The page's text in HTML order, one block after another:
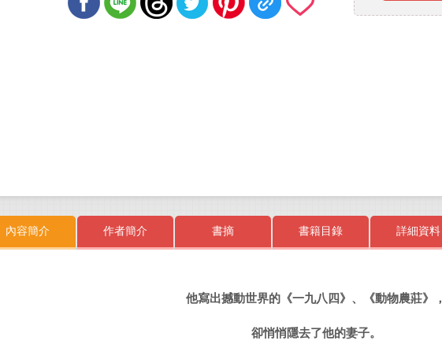
內容簡介 作者簡介 書摘 書籍目錄 詳細資料
他寫出撼動世界的《一九八四》、《動物農莊》，
卻悄悄隱去了他的妻子。